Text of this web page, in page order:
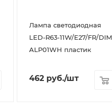
Лампа светодиодная
LED-R63-11W/E27/FR/DIM
ALP01WH пластик
462 руб./шт